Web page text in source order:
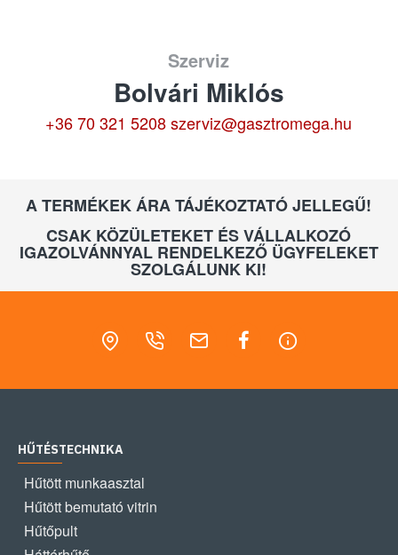
Szerviz
Bolvári Miklós
+36 70 321 5208 szerviz@gasztromega.hu
A TERMÉKEK ÁRA TÁJÉKOZTATÓ JELLEGŰ!
CSAK KÖZÜLETEKET ÉS VÁLLALKOZÓ
IGAZOLVÁNNYAL RENDELKEZŐ ÜGYFELEKET
SZOLGÁLUNK KI!
HŰTÉSTECHNIKA
Hűtött munkaasztal
Hűtött bemutató vitrin
Hűtőpult